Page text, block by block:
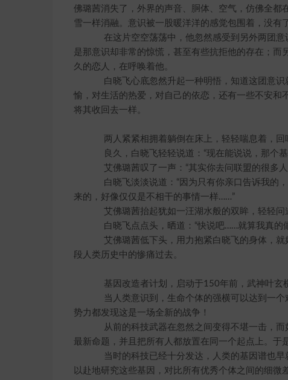
佛璐茜消失了，外界的声音、胴体、空气，仿佛全
雪一样消融。意识被一股暖洋洋的感觉包围着，没
在这片空空荡荡中，他忽然感受到另外两团意
是那意识却非常的惊慌，甚至有些抗拒他的存在；
久的恋人，在呼唤着他。
白晓飞心底忽然升起一种明悟，知道这团意识
愉，对生活的热爱，对自己的依恋，还有一些不安和
将其收回去一样。
两人紧紧相拥着躺倒在床上，轻轻喘息着，回
良久，白晓飞轻轻说道：“现在能说说，那个基
艾佛璐茜叹了一声：“其实你去问联盟的很多人
白晓飞淡淡说道：“因为只有你亲口告诉我的，
来的，好像仅仅是不相干的事情一样……”
艾佛璐茜抬起犹如一汪湖水般的双眸，轻轻问
白晓飞点点头，晒道：“快说吧……就算我真的
艾佛璐茜低下头，用力抱紧白晓飞的身体，就
段人类历史中的惨痛过去。
基因改造者计划，启动于150年前，武神叶玄横
当人类意识到，生命个体的强横可以达到一个
势力都发现这是一场全新的战争！
从前的科技武器在忽然之间变得不堪一击，而
最新命题，并且把所有人都放置在同一个起点上。于
当时的科技已经十分发达，人类的基因谱也早
以赴地研究这些基因，对比所有优秀个体之间的细